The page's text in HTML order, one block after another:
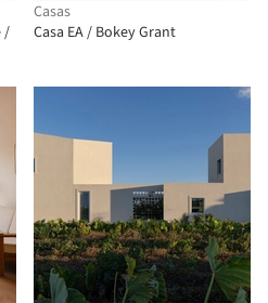
/
Casas
Casa EA / Bokey Grant